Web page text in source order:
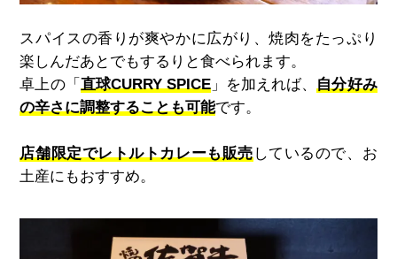
スパイスの香りが爽やかに広がり、焼肉をたっぷり
楽しんだあとでもするりと食べられます。
卓上の「 直球CURRY SPICE」を加えれば、 自分好み
の辛さに調整することも可能です。
店舗限定でレトルトカレーも販売 しているので、お
土産にもおすすめ。